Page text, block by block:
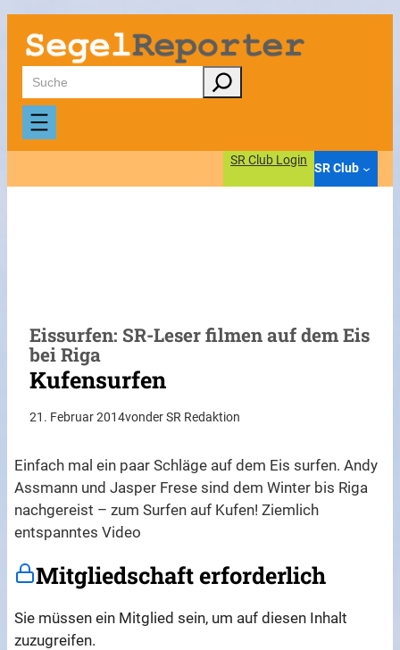
Zum
Inhalt
springen
Suchen
SR Club Login
SR Club
Eissurfen: SR-Leser filmen auf dem Eis
bei Riga
Kufensurfen
21. Februar 2014vonder SR Redaktion
Einfach mal ein paar Schläge auf dem Eis surfen. Andy
Assmann und Jasper Frese sind dem Winter bis Riga
nachgereist – zum Surfen auf Kufen! Ziemlich
entspanntes Video
Mitgliedschaft erforderlich
Sie müssen ein Mitglied sein, um auf diesen Inhalt
zuzugreifen.